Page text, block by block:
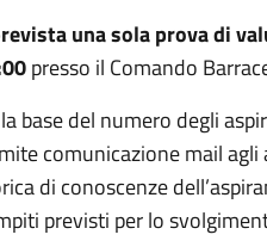
una sola prova di
presso il Comando
base del numero degli
comunicazione mail agli
di conoscenze
previsti per lo